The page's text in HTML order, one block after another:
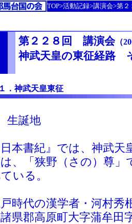
TOP>活動記録>講演会>第２
第２２８回 講演会（
神武天皇の東征経路
．神武天皇東征
誕地
日本書紀』では、神武
、「狭野（さの）尊」
いる。
時代の漢学者・河村秀
県郡高原町大字蒲牟